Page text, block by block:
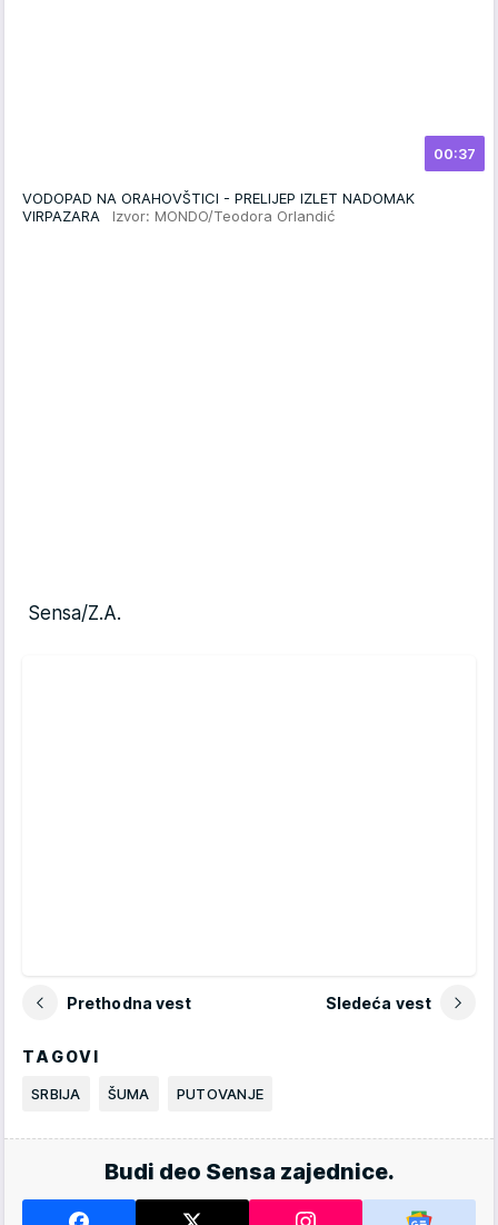
00:37
VODOPAD NA ORAHOVŠTICI - PRELIJEP IZLET NADOMAK
VIRPAZARA Izvor: MONDO/Teodora Orlandić
Sensa/Z.A.
Prethodna vest Sledeća vest
TAGOVI
SRBIJA ŠUMA PUTOVANJE
Budi deo Sensa zajednice.